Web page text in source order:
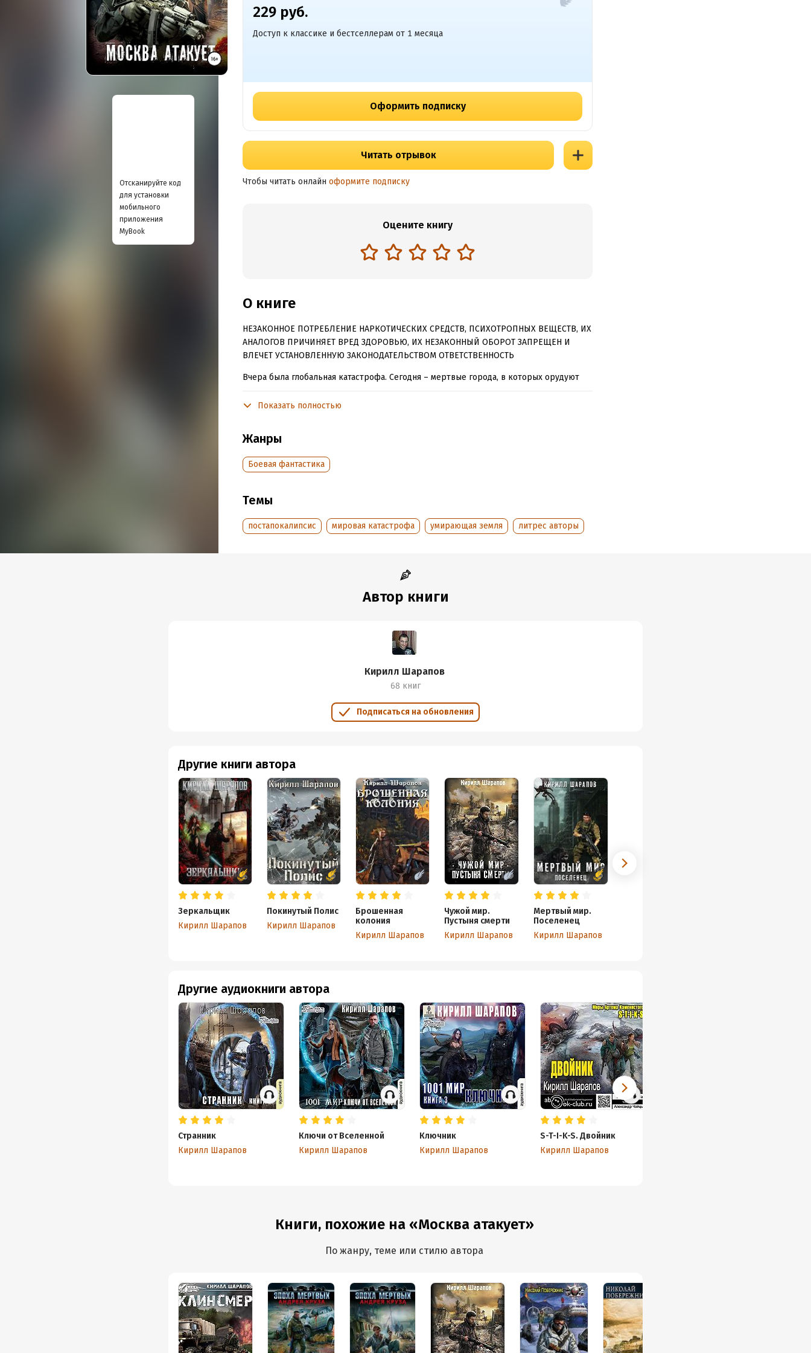
Отсканируйте код
для установки
мобильного
приложения
MyBook
229 руб.
Доступ к классике и бестселлерам от 1 месяца
Оформить подписку
Читать отрывок
Чтобы читать онлайн оформите подписку
Оцените книгу
О книге
НЕЗАКОННОЕ ПОТРЕБЛЕНИЕ НАРКОТИЧЕСКИХ СРЕДСТВ, ПСИХОТРОПНЫХ ВЕЩЕСТВ, ИХ
АНАЛОГОВ ПРИЧИНЯЕТ ВРЕД ЗДОРОВЬЮ, ИХ НЕЗАКОННЫЙ ОБОРОТ ЗАПРЕЩЕН И
ВЛЕЧЕТ УСТАНОВЛЕННУЮ ЗАКОНОДАТЕЛЬСТВОМ ОТВЕТСТВЕННОСТЬ
Вчера была глобальная катастрофа. Сегодня – мертвые города, в которых орудуют
Цена банки тушенки – золотое кольцо, стоимость жизни – автоматная очередь.
Именно здесь у власти оказались люди, для которых закон – это не пустое слово. В
новых реалиях они действуют жестко и бескомпромиссно, руководствуясь
древнейшим правилом: «око за око, зуб за зуб». На их землю пришла война. И эти
Подробная информация
Показать полностью
Жанры
Боевая фантастика
Темы
постапокалипсис мировая катастрофа умирающая земля литрес авторы
Автор книги
Кирилл Шарапов
68 книг
Подписаться на обновления
Другие книги автора
Зеркальщик
Кирилл Шарапов
Покинутый Полис
Кирилл Шарапов
Брошенная
колония
Кирилл Шарапов
Чужой мир.
Пустыня смерти
Кирилл Шарапов
Мертвый мир.
Поселенец
Кирилл Шарапов
Другие аудиокниги автора
Странник
Кирилл Шарапов
Ключи от Вселенной
Кирилл Шарапов
Ключник
Кирилл Шарапов
S-T-I-K-S. Двойник
Кирилл Шарапов
Книги, похожие на «Москва атакует»
По жанру, теме или стилю автора